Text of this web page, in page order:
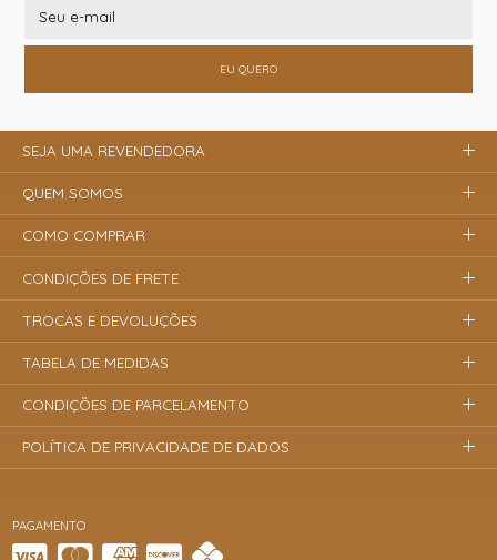
EU QUERO
PAGAMENTO
SEJA UMA REVENDEDORA
QUEM SOMOS
COMO COMPRAR
CONDIÇÕES DE FRETE
TROCAS E DEVOLUÇÕES
TABELA DE MEDIDAS
CONDIÇÕES DE PARCELAMENTO
POLÍTICA DE PRIVACIDADE DE DADOS